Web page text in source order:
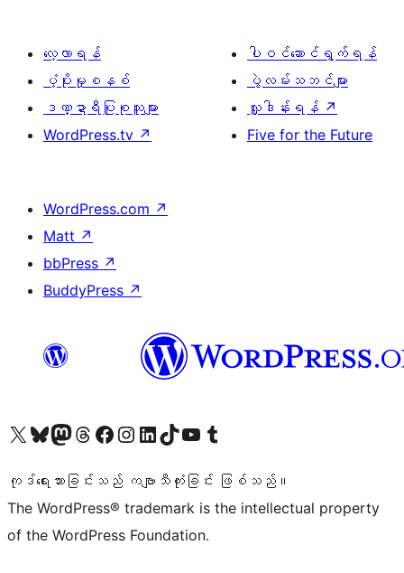
လေ့လာရန်
ပံ့ပိုးမှုစနစ်
ဒဏ္ဍာရီပြုစုသူများ
WordPress.tv ↗
ပါဝင်ဆောင်ရွက်ရန်
ပွဲလမ်းသဘင်များ
လှူဒါန်းရန် ↗
Five for the Future
WordPress.com ↗
Matt ↗
bbPress ↗
BuddyPress ↗
ကျွန်ုပ်တို့၏ X (ယခင် Twitter) အကောင့်သို့ သွားရောက်ကြည့်ရှုပါကျွန်ုပ်တို့၏ Bluesky အကောင့်သို့ ဝင်ရောက်ကြည့်ရှုရန်
ကျွန်ုပ်တို့၏ Mastodon အကောင့်သို့ သွားရောက်ကြည့်ရှုပါကျွန်ုပ်တို့၏ Threads အကောင့်သို့ ဝင်ရောက်ကြည့်ရှုရန်
ကျွန်ုပ်တို့၏ Facebook စာမျက်နှာသို့ သွားရောက်ကြည့်ရှုပါကျွန်ုပ်တို့၏ Instagram အကောင့်သို့ သွားရောက်ကြည့်ရှုပါ ကျွန်ုပ်တို့၏ LinkedIn အကောင့်သို့ သွားရောက်ကြည့်ရှုပါကျွန်ုပ်တို့၏ TikTok အကောင့်သို့ ဝင်ရောက်ကြည့်ရှုရန်
ကျွန်ုပ်တို့၏ YouTube ချန်နယ်သို့ သွားရောက်ကြည့်ရှုပါ ကျွန်ုပ်တို့၏ Tumblr အကောင့်သို့ ဝင်ရောက်ကြည့်ရှုရန်
ကုဒ်ရေးသားခြင်းသည် ကဗျာသီကုံးခြင်း ဖြစ်သည်။
The WordPress® trademark is the intellectual property
of the WordPress Foundation.